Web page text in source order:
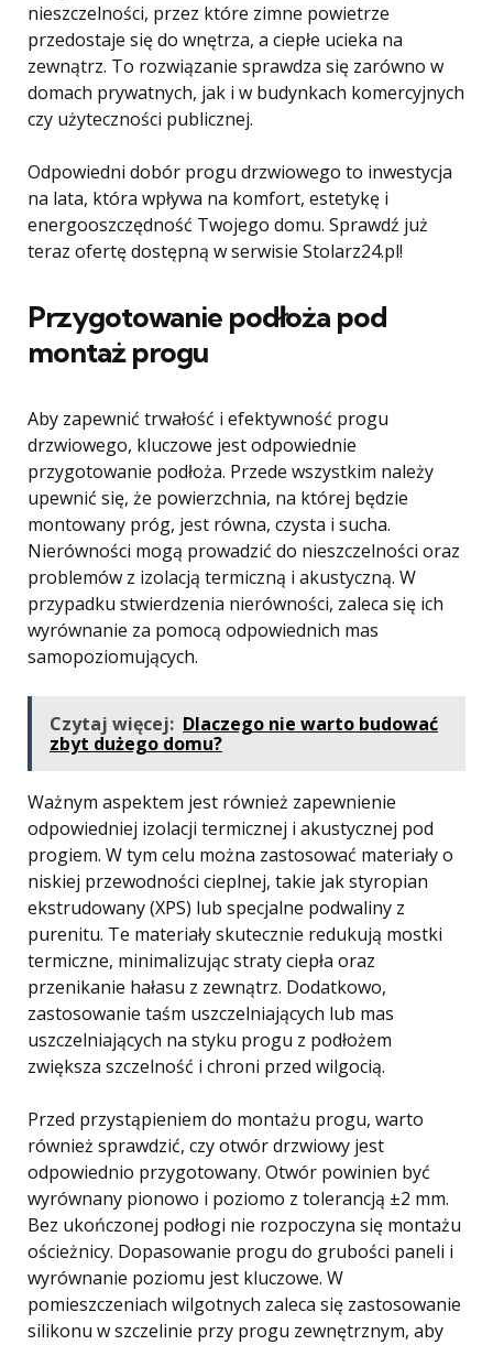
nieszczelności, przez które zimne powietrze
przedostaje się do wnętrza, a ciepłe ucieka na
zewnątrz. To rozwiązanie sprawdza się zarówno w
domach prywatnych, jak i w budynkach komercyjnych
czy użyteczności publicznej.
Odpowiedni dobór progu drzwiowego to inwestycja
na lata, która wpływa na komfort, estetykę i
energooszczędność Twojego domu. Sprawdź już
teraz ofertę dostępną w serwisie Stolarz24.pl!
Przygotowanie podłoża pod
montaż progu
Aby zapewnić trwałość i efektywność progu
drzwiowego, kluczowe jest odpowiednie
przygotowanie podłoża. Przede wszystkim należy
upewnić się, że powierzchnia, na której będzie
montowany próg, jest równa, czysta i sucha.
Nierówności mogą prowadzić do nieszczelności oraz
problemów z izolacją termiczną i akustyczną. W
przypadku stwierdzenia nierówności, zaleca się ich
wyrównanie za pomocą odpowiednich mas
samopoziomujących.
Czytaj więcej: Dlaczego nie warto budować
zbyt dużego domu?
Ważnym aspektem jest również zapewnienie
odpowiedniej izolacji termicznej i akustycznej pod
progiem. W tym celu można zastosować materiały o
niskiej przewodności cieplnej, takie jak styropian
ekstrudowany (XPS) lub specjalne podwaliny z
purenitu. Te materiały skutecznie redukują mostki
termiczne, minimalizując straty ciepła oraz
przenikanie hałasu z zewnątrz. Dodatkowo,
zastosowanie taśm uszczelniających lub mas
uszczelniających na styku progu z podłożem
zwiększa szczelność i chroni przed wilgocią.
Przed przystąpieniem do montażu progu, warto
również sprawdzić, czy otwór drzwiowy jest
odpowiednio przygotowany. Otwór powinien być
wyrównany pionowo i poziomo z tolerancją ±2 mm.
Bez ukończonej podłogi nie rozpoczyna się montażu
ościeżnicy. Dopasowanie progu do grubości paneli i
wyrównanie poziomu jest kluczowe. W
pomieszczeniach wilgotnych zaleca się zastosowanie
silikonu w szczelinie przy progu zewnętrznym, aby